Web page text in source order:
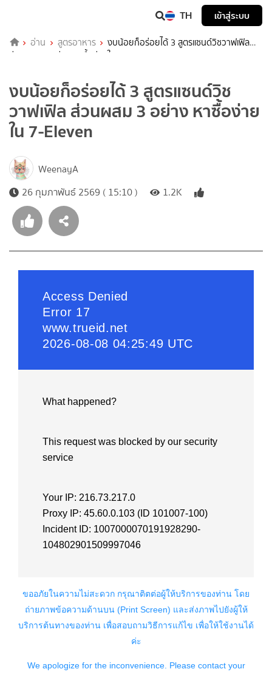
TH เข้าสู่ระบบ
อ่าน สูตรอาหาร
งบน้อยก็อร่อยได้ 3 สูตรแซนด์วิชวาฟเฟิล
ส่วนผสม 3 อย่าง หาซื้อง่ายใน 7-Eleven
งบน้อยก็อร่อยได้ 3 สูตรแซนด์วิช
วาฟเฟิล ส่วนผสม 3 อย่าง หาซื้อง่าย
ใน 7-Eleven
WeenayA
26 กุมภาพันธ์ 2569 ( 15:10 )
1.2K